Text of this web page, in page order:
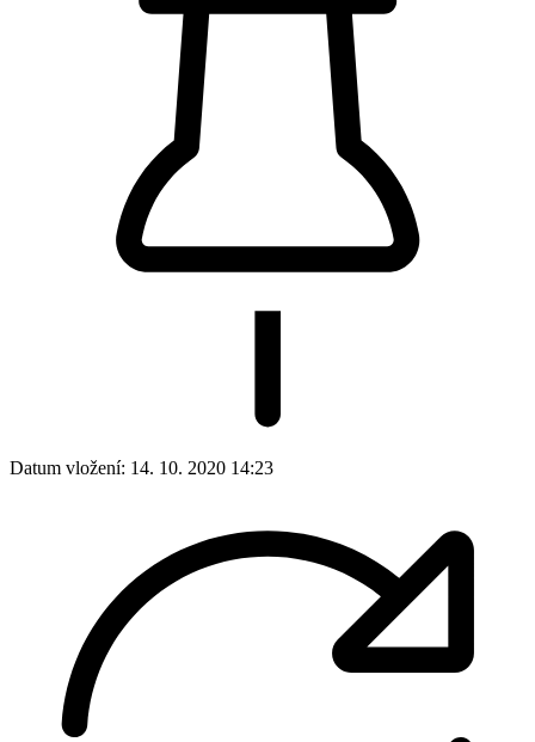
Datum vložení: 14. 10. 2020 14:23